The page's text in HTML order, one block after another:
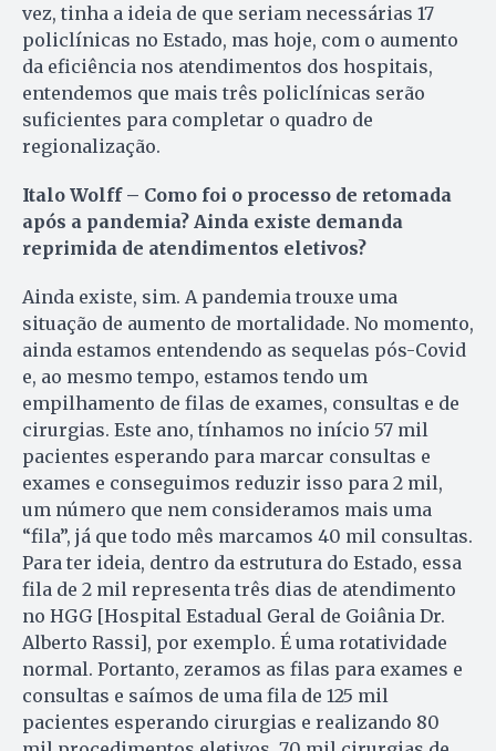
vez, tinha a ideia de que seriam necessárias 17
policlínicas no Estado, mas hoje, com o aumento
da eficiência nos atendimentos dos hospitais,
entendemos que mais três policlínicas serão
suficientes para completar o quadro de
regionalização.
Italo Wolff – Como foi o processo de retomada
após a pandemia? Ainda existe demanda
reprimida de atendimentos eletivos?
Ainda existe, sim. A pandemia trouxe uma
situação de aumento de mortalidade. No momento,
ainda estamos entendendo as sequelas pós-Covid
e, ao mesmo tempo, estamos tendo um
empilhamento de filas de exames, consultas e de
cirurgias. Este ano, tínhamos no início 57 mil
pacientes esperando para marcar consultas e
exames e conseguimos reduzir isso para 2 mil,
um número que nem consideramos mais uma
“fila”, já que todo mês marcamos 40 mil consultas.
Para ter ideia, dentro da estrutura do Estado, essa
fila de 2 mil representa três dias de atendimento
no HGG [Hospital Estadual Geral de Goiânia Dr.
Alberto Rassi], por exemplo. É uma rotatividade
normal. Portanto, zeramos as filas para exames e
consultas e saímos de uma fila de 125 mil
pacientes esperando cirurgias e realizando 80